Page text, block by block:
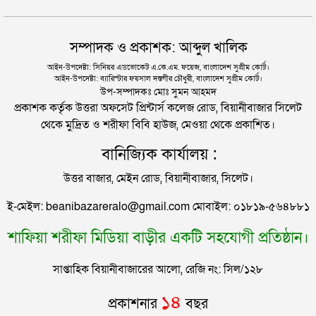
মহেশখালীর মাতারবাড়িতে পৌঁছেছেন প্রধানমন্ত্রী
হেলিকপ্টারে মহেশখালীর পথে প্রধানমন্ত্রী
হবিগঞ্জে মহাসড়কে ত্রিমুখী সংঘর্ষে প্রাণ গেল ২ জনের
সিলেটে বিদ্যুৎস্পৃষ্টে প্রাণ গেল সিসিক কর্মীর
প্রেমিকের বাড়িতে স্ত্রীর অনশন: দুধ দিয়ে গোসল করে সম্পর্ক
বিচ্ছেদ স্বামীর
রাষ্ট্রপতি নির্বাচনে বিএনপির দুই মনোনয়নপত্র সংগ্রহ
সিলেটের মহাসড়কে ৬ মাসে দুর্ঘটনায় ১১৭ জনের প্রাণহানি
সম্পাদক ও প্রকাশক: আব্দুল খালিক
আইন-উপদেষ্টা: সিনিয়র এডভোকেট এ.কে.এম. ফয়েজ, বাংলাদেশ সুপ্রীম কোর্ট।
আইন-উপদেষ্টা: ব্যারিস্টার ফয়সাল দস্তগীর চৌধুরী, বাংলাদেশ সুপ্রীম কোর্ট।
উপ-সম্পাদকঃ মোঃ সুমন আহমদ
প্রকাশক কর্তৃক উত্তরা অফসেট প্রিন্টার্স কলেজ রোড, বিয়ানীবাজার সিলেট
থেকে মুদ্রিত ও শরীফা বিবি হাউজ, মেওয়া থেকে প্রকাশিত।
বানিজ্যিক কার্যালয় :
উত্তর বাজার, মেইন রোড, বিয়ানীবাজার, সিলেট।
ই-মেইল: beanibazareralo@gmail.com মোবাইল: ০১৮১৯-৫৬৪৮৮১
শাফিয়া শরীফা মিডিয়া বাড়ীর একটি সহযোগী প্রতিষ্ঠান।
সাপ্তাহিক বিয়ানীবাজারের আলো, রেজি নং: সিল/১২৮
প্রকাশনার ১৪ বছর